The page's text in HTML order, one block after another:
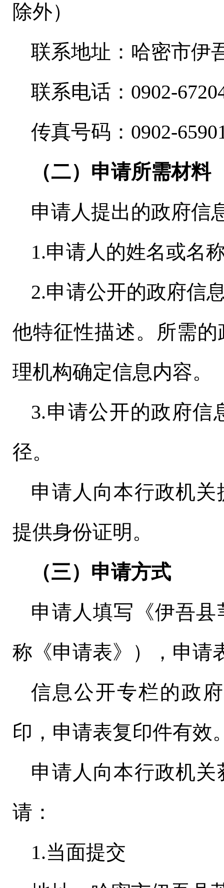
除外）
联系地址：哈密市伊
联系电话： 0902-
传真号码： 0902-
（二）申请所需材料
申请人提出的政府信
1.申请人的姓名或名
2.申请公开的政府信
他特征性描述。所需
理机构确定信息内容。
3.申请公开的政府信
径。
申请人向本行政机
提供身份证明。
（三）申请方式
申请人填写《伊吾
称《申请表》），申请
信息公开专栏的政
印，申请表复印件有效
申请人向本行政机
请：
1.当面提交